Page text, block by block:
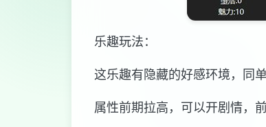
乐趣玩法：
这乐趣有隐藏的好感环境，同
属性前期拉高，可以开剧情，